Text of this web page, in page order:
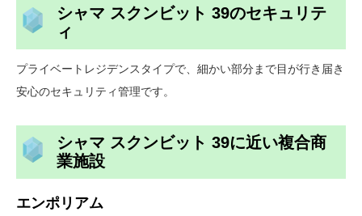
シャマ スクンビット 39のセキュリテ
ィ
プライベートレジデンスタイプで、細かい部分まで目が行き届き
安心のセキュリティ管理です。
シャマ スクンビット 39に近い複合商
業施設
エンポリアム